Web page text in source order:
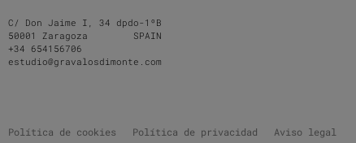
C/ Don Jaime I, 34 dpdo-1ºB
50001 Zaragoza SPAIN
+34 654156706
estudio@gravalosdimonte.com
Política de cookies Política de privacidad Aviso legal